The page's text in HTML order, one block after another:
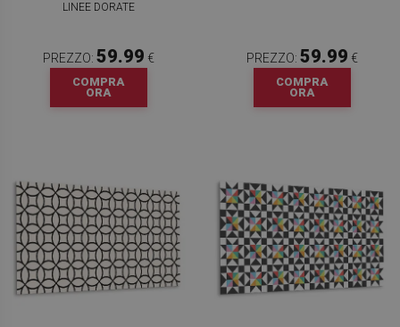
LINEE DORATE
PREZZO: 59.99 €
COMPRA
ORA
PREZZO: 59.99 €
COMPRA
ORA